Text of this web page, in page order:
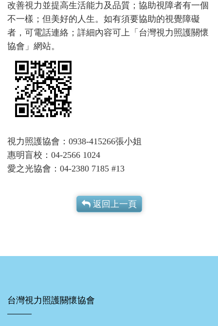
改善視力並提高生活能力及品質；協助視障者有一個
不一樣；但美好的人生。如有須要協助的視覺障礙
者，可電話連絡；詳細內容可上「台灣視力照護關懷
協會」網站。
視力照護協會：0938-415266張小姐
惠明盲校：04-2566 1024
愛之光協會：04-2380 7185 #13
返回上一頁
台灣視力照護關懷協會